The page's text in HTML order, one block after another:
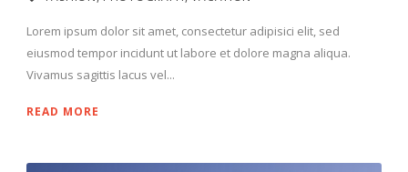
Lorem ipsum dolor sit amet, consectetur adipisici elit, sed
eiusmod tempor incidunt ut labore et dolore magna aliqua.
Vivamus sagittis lacus vel...
READ MORE